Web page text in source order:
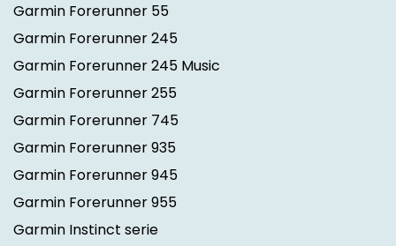
Garmin Forerunner 55
Garmin Forerunner 245
Garmin Forerunner 245 Music
Garmin Forerunner 255
Garmin Forerunner 745
Garmin Forerunner 935
Garmin Forerunner 945
Garmin Forerunner 955
Garmin Instinct serie